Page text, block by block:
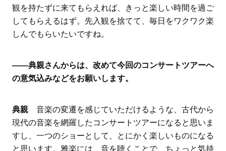
観を持たずに来てもらえれば、きっと楽しい時間を過ご
してもらえるはず。先入観を捨てて、毎日をワクワク楽
しんでもらいたいですね。
――典親さんからは、改めて今回のコンサートツアーへ
の意気込みなどをお願いします。
典親音楽の変遷を感じていただけるような、古代から
現代の音楽を網羅したコンサートツアーになると思いま
すし、一つのショーとして、とにかく楽しいものになる
と思います。雅楽には、音を聴くことで、ちょっと気持